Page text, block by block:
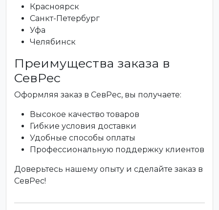
Красноярск
Санкт-Петербург
Уфа
Челябинск
Преимущества заказа в
СевРес
Оформляя заказ в СевРес, вы получаете:
Высокое качество товаров
Гибкие условия доставки
Удобные способы оплаты
Профессиональную поддержку клиентов
Доверьтесь нашему опыту и сделайте заказ в
СевРес!